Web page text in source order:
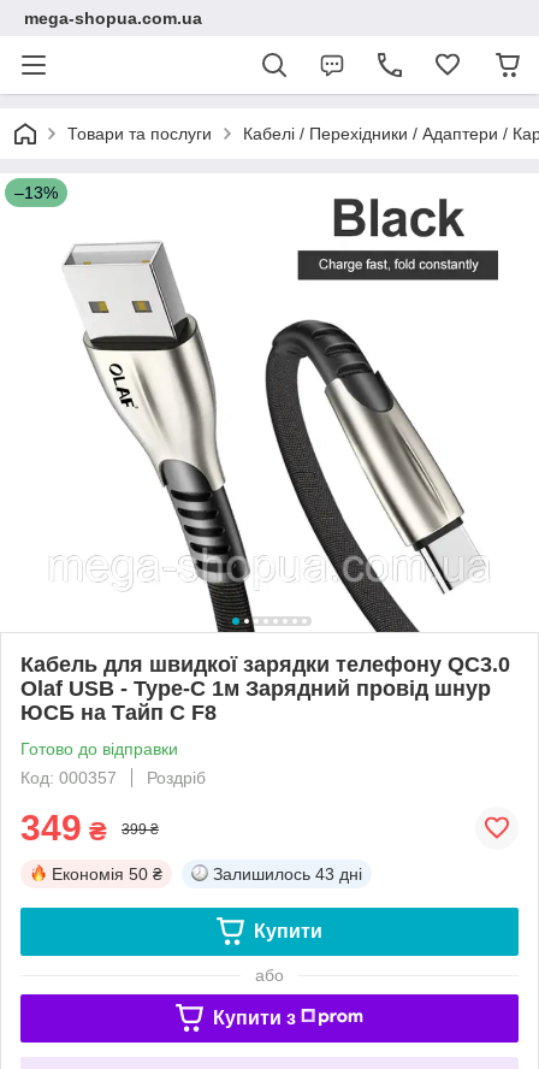
mega-shopua.com.ua
Товари та послуги Кабелі / Перехідники / Адаптери /
–13%
Кабель для швидкої зарядки телефону QC3.0
Olaf USB - Type-C 1м Зарядний провід шнур
ЮСБ на Тайп С F8
Готово до відправки
Код: 000357
Роздріб
349 ₴ 399 ₴
Економія 50 ₴ Залишилось 43 дні
Купити
або
Купити з